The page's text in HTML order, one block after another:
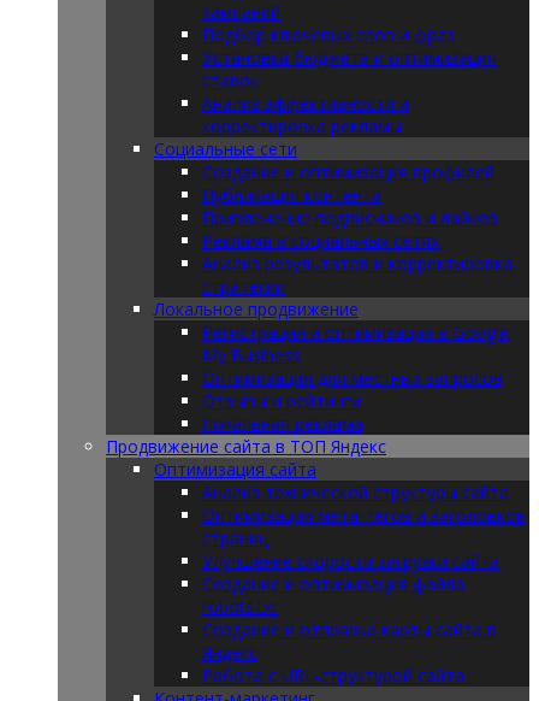
кампаний
Подбор ключевых слов и фраз
Установка бюджета и оптимизация
ставок
Анализ эффективности и
корректировка рекламы
Социальные сети
Создание и оптимизация профилей
Публикация контента
Привлечение подписчиков и лайков
Реклама в социальных сетях
Анализ результатов и корректировка
стратегии
Локальное продвижение
Регистрация и оптимизация в Google
My Business
Оптимизация для местных запросов
Отзывы и рейтинги
Локальная реклама
Продвижение сайта в ТОП Яндекс
Оптимизация сайта
Анализ технической структуры сайта
Оптимизация мета-тегов и заголовков
страниц
Улучшение скорости загрузки сайта
Создание и оптимизация файла
robots.txt
Создание и отправка карты сайта в
Яндекс
Работа с URL-структурой сайта